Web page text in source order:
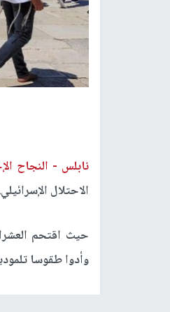
نابلس - النجاح
الاحتلال
حيث اقتحم
وأدوا طقوسا